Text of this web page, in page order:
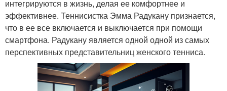
интегрируются в жизнь, делая ее комфортнее и
эффективнее. Теннисистка Эмма Радукану признается,
что в ее все включается и выключается при помощи
смартфона. Радукану является одной одной из самых
перспективных представительниц женского тенниса.